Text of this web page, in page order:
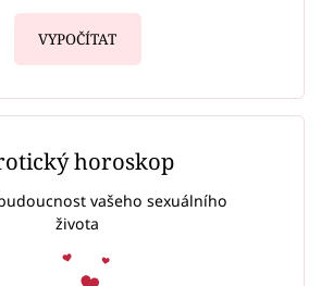
VYPOČÍTAT
horoskop
vašeho sexuálního
života